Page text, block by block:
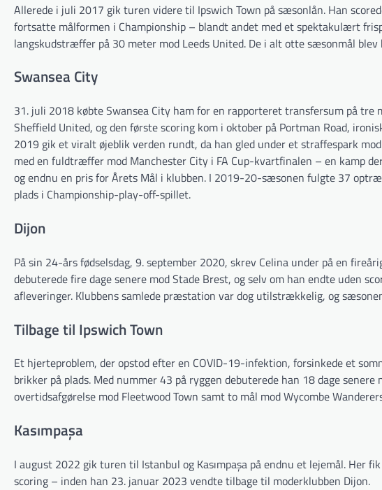
Allerede i juli 2017 gik turen videre til Ipswich Town på sæsonlån. Han
fortsatte målformen i Championship – blandt andet med et spektakulært
langskudstræffer på 30 meter mod Leeds United. De i alt otte sæsonmål
Swansea City
31. juli 2018 købte Swansea City ham for en rapporteret transfersum på
Sheffield United, og den første scoring kom i oktober på Portman Road,
2019 gik et viralt øjeblik verden rundt, da han gled under et straffespark
med en fuldtræffer mod Manchester City i FA Cup-kvartfinalen – en kamp
og endnu en pris for Årets Mål i klubben. I 2019-20-sæsonen fulgte 37
plads i Championship-play-off-spillet.
Dijon
På sin 24-års fødselsdag, 9. september 2020, skrev Celina under på en
debuterede fire dage senere mod Stade Brest, og selv om han endte uden
afleveringer. Klubbens samlede præstation var dog utilstrækkelig, og
Tilbage til Ipswich Town
Et hjerteproblem, der opstod efter en COVID-19-infektion, forsinkede et
brikker på plads. Med nummer 43 på ryggen debuterede han 18 dage
overtidsafgørelse mod Fleetwood Town samt to mål mod Wycombe
Kasımpaşa
I august 2022 gik turen til Istanbul og Kasımpaşa på endnu et lejemål. Her
scoring – inden han 23. januar 2023 vendte tilbage til moderklubben Dijon.